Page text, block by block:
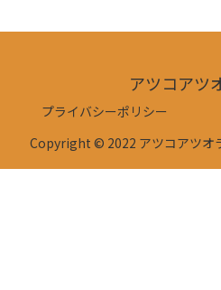
アツコアツ
プライバシーポリシー
Copyright © 2022 アツコアツオ